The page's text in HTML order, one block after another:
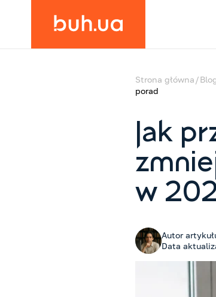
Strona główna
porad
Jak
w
Autor
Data